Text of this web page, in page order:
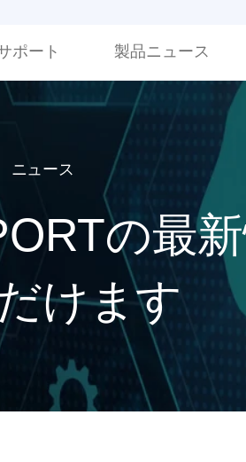
ポート 製品ニュース
ニュース
の最
けます